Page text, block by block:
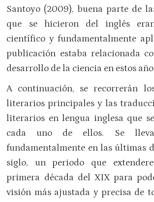
Santoyo (2009), buena parte de
que se hicieron del inglés
científico y fundamentalmente
publicación estaba relacionada
desarrollo de la ciencia en estos
A continuación, se recorrerán
literarios principales y las
literarios en lengua inglesa que
cada uno de ellos. Se
fundamentalmente en las últimas
siglo, un periodo que
primera década del XIX para
visión más ajustada y precisa de